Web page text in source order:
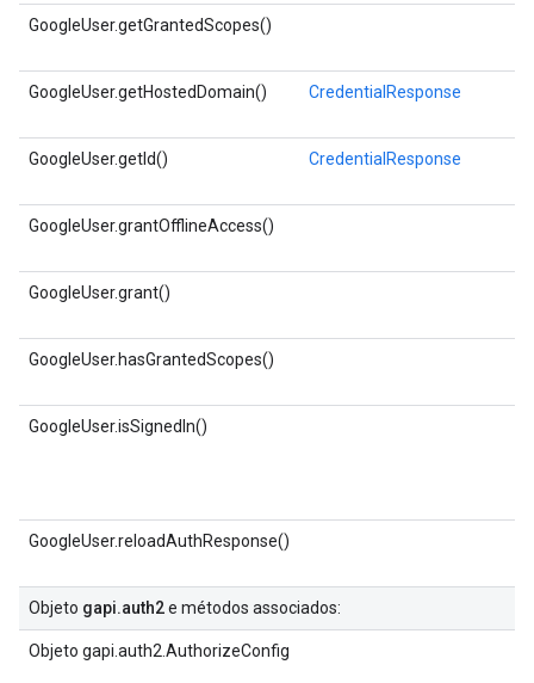
GoogleUser.getGrantedScopes()
GoogleUser.getHostedDomain() CredentialResponse
GoogleUser.getId() CredentialResponse
GoogleUser.grantOfflineAccess()
GoogleUser.grant()
GoogleUser.hasGrantedScopes()
GoogleUser.isSignedIn()
GoogleUser.reloadAuthResponse()
Objeto gapi.auth2e métodos associados:
Objeto gapi.auth2.AuthorizeConfig